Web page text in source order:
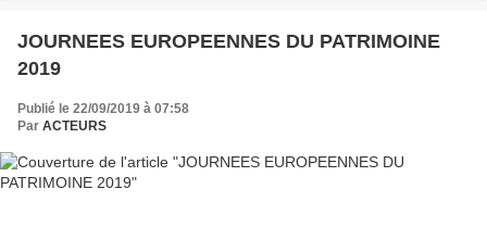
JOURNEES EUROPEENNES DU PATRIMOINE
2019
Publié le 22/09/2019 à 07:58
Par ACTEURS